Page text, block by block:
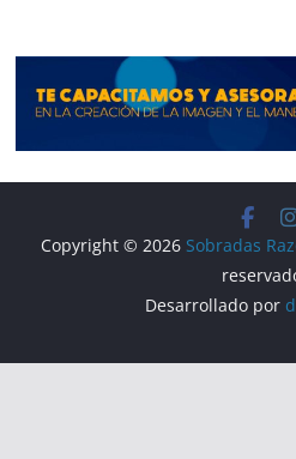
k
Copyright © 2026 Sobradas
Desarrollado por